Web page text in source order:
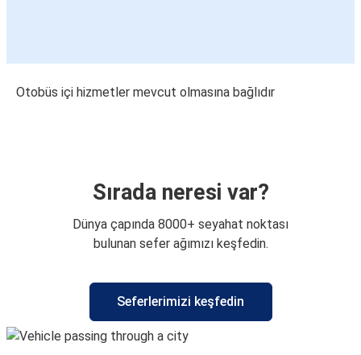
Otobüs içi hizmetler mevcut olmasına bağlıdır
Sırada neresi var?
Dünya çapında 8000+ seyahat noktası
bulunan sefer ağımızı keşfedin.
Seferlerimizi keşfedin